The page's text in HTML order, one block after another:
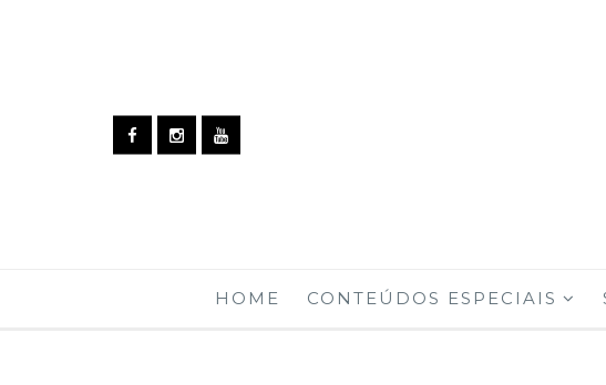
HOME CONTEÚDOS ESPECIAIS